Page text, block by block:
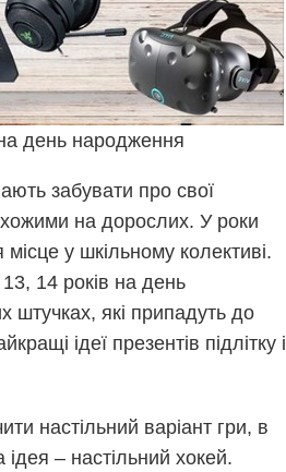
день народження
забувати про свої
на дорослих. У роки
у шкільному колективі.
14 років на день
штучках, які припадуть до
ідеї презентів підлітку і
настільний варіант гри, в
– настільний хокей.